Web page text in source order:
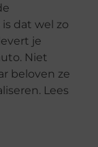
dat wel zo
je
Niet
beloven ze
Lees